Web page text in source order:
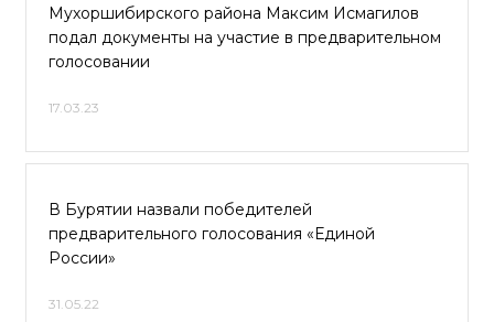
Мухоршибирского района Максим Исмагилов
подал документы на участие в предварительном
голосовании
17.03.23
В Бурятии назвали победителей
предварительного голосования «Единой
России»
31.05.22